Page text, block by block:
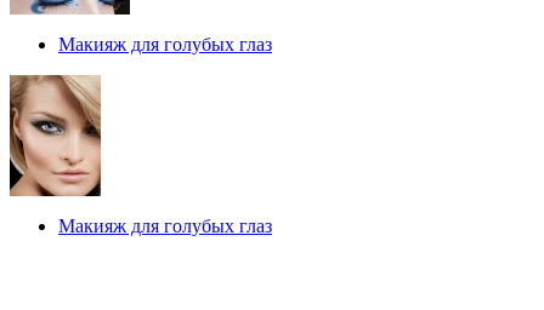
Макияж для голубых глаз
Макияж для голубых глаз